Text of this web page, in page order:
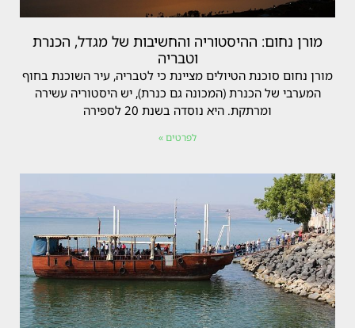
מורן נחום: ההיסטוריה והחשיבות של מגדל, הכנרת
וטבריה
מורן נחום סוכנת הטיולים מציינת כי לטבריה, עיר השוכנת בחוף
המערבי של הכנרת (המכונה גם כנרת), יש היסטוריה עשירה
ומרתקת. היא נוסדה בשנת 20 לספירה
לפרטים »